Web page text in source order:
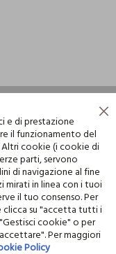
ordini
e di prestazione
il funzionamento del
Altri cookie (i cookie di
parti, servono
di navigazione al fine
in linea con i tuoi
il tuo consenso. Per
su "accetta tutti i
cookie" o per
Per maggiori
Policy
Continua senza